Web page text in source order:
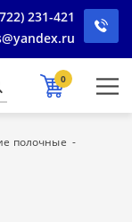
231-421
0
полочные